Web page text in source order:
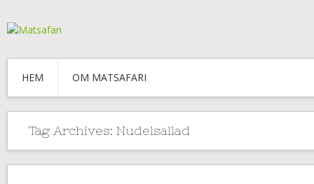
HEM OM MATSAFARI
Tag Archives: Nudelsallad